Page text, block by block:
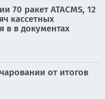
70 ракет ATACMS, 12
кассетных
в в документах
от итогов